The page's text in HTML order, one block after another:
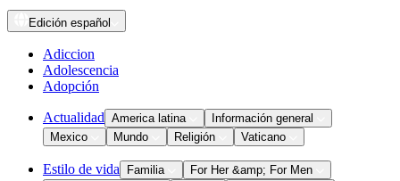
Edición español
Adiccion
Adolescencia
Adopción
Actualidad America latina
Información general
Mexico
Mundo Religión Vaticano
Estilo de vida Familia
For Her &amp; For Men